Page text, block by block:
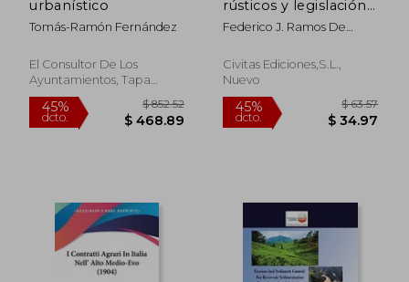
40%
dcto. $ 24.08 dcto. $
urbanístico
Tomás-Ramón Fernández
El Consultor De Los
Ayuntamientos, Tapa
Blanda,Usado
rústicos y legislación
agraria básica
Federico J. Ramos De
Civitas Ediciones,s.l.,
Nuevo